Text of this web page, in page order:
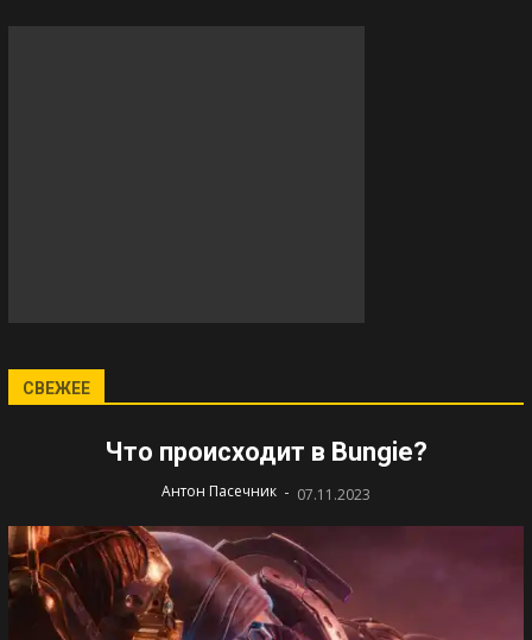
СВЕЖЕЕ
Что происходит в Bungie?
Антон Пасечник - 07.11.2023